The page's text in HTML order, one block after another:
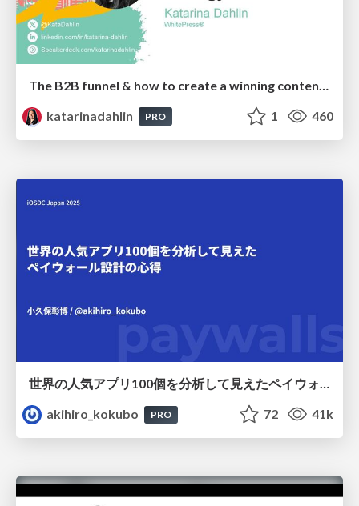
katarinadahlin
PRO 1 460
世界の人気アプリ100個を分析して見えたペイウォール設計の心得
akihiro_kokubo
PRO 72 41k